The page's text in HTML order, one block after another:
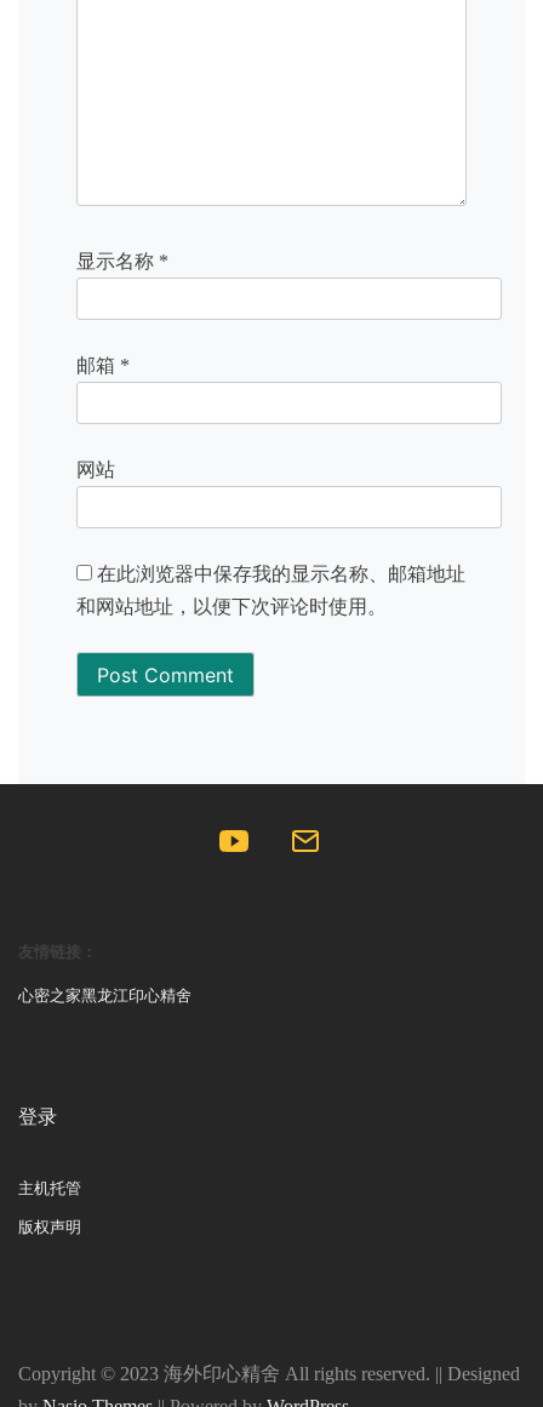
显示名称 *
邮箱 *
网站
在此浏览器中保存我的显示名称、邮箱地址
和网站地址，以便下次评论时使用。
友情链接：
心密之家黑龙江印心精舍
登录
主机托管
版权声明
Copyright © 2023 海外印心精舍 All rights reserved. || Designed